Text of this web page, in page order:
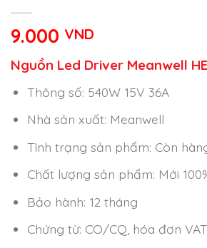
9.000 VND
Nguồn Led Driver Meanwell
Thông số: 540W 15V 36A
Nhà sản xuất: Meanwell
Tình trạng sản phẩm: Còn
Chất lượng sản phẩm: Mới
Bảo hành: 12 tháng
Chứng từ: CO/CQ, hóa đơn VAT